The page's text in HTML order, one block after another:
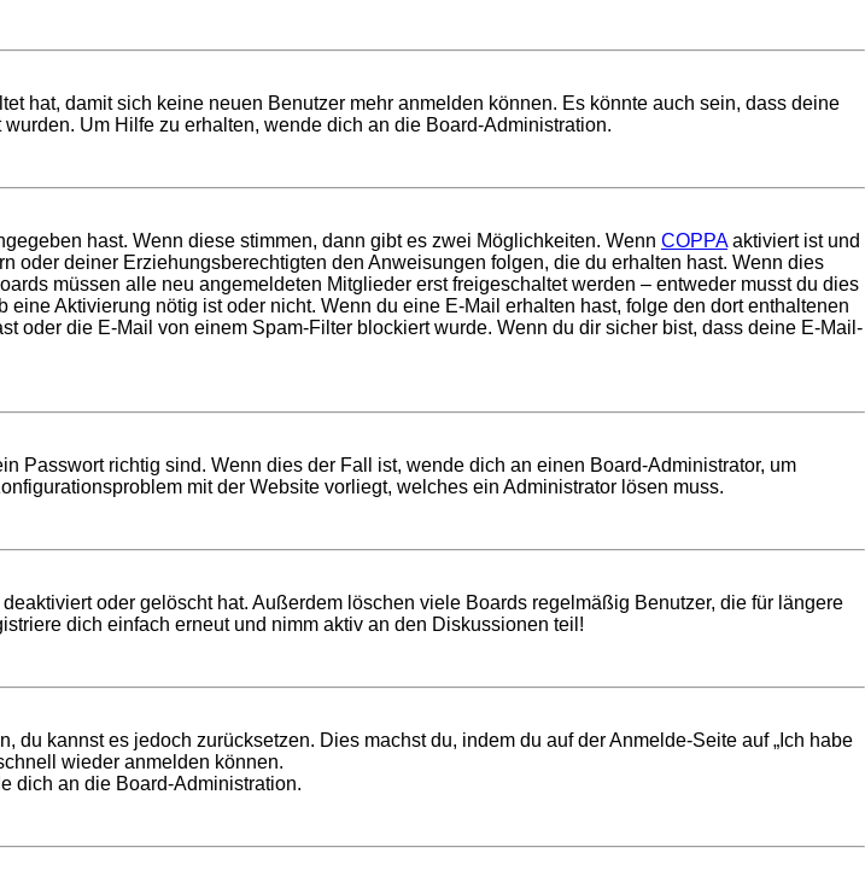
hat, damit sich keine neuen Benutzer mehr anmelden können. Es könnte auch sein, dass deine
Um Hilfe zu erhalten, wende dich an die Board-Administration.
hast. Wenn diese stimmen, dann gibt es zwei Möglichkeiten. Wenn COPPAaktiviert ist und
oder deiner Erziehungsberechtigten den Anweisungen folgen, die du erhalten hast. Wenn dies
müssen alle neu angemeldeten Mitglieder erst freigeschaltet werden – entweder musst du dies
Aktivierung nötig ist oder nicht. Wenn du eine E-Mail erhalten hast, folge den dort enthaltenen
oder die E-Mail von einem Spam-Filter blockiert wurde. Wenn du dir sicher bist, dass deine E-Mail-
Passwort richtig sind. Wenn dies der Fall ist, wende dich an einen Board-Administrator, um
mit der Website vorliegt, welches ein Administrator lösen muss.
oder gelöscht hat. Außerdem löschen viele Boards regelmäßig Benutzer, die für längere
dich einfach erneut und nimm aktiv an den Diskussionen teil!
kannst es jedoch zurücksetzen. Dies machst du, indem du auf der Anmelde-Seite auf „Ich habe
wieder anmelden können.
dich an die Board-Administration.